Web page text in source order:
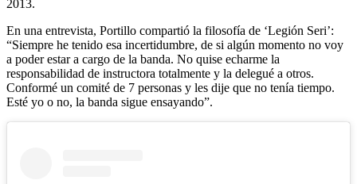
2013.
En una entrevista, Portillo compartió la filosofía de ‘Legión Seri’:
“Siempre he tenido esa incertidumbre, de si algún momento no voy
a poder estar a cargo de la banda. No quise echarme la
responsabilidad de instructora totalmente y la delegué a otros.
Conformé un comité de 7 personas y les dije que no tenía tiempo.
Esté yo o no, la banda sigue ensayando”.